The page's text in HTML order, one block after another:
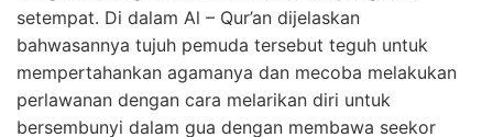
setempat. Di dalam Al – Qur’an dijelaskan
bahwasannya tujuh pemuda tersebut teguh untuk
mempertahankan agamanya dan mecoba melakukan
perlawanan dengan cara melarikan diri untuk
bersembunyi dalam gua dengan membawa seekor